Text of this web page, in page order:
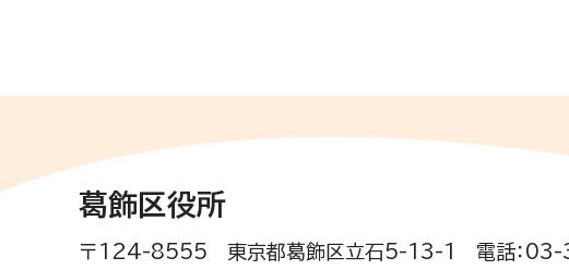
葛飾区役所
〒124-8555 東京都葛飾区立石5-13-1 電話：